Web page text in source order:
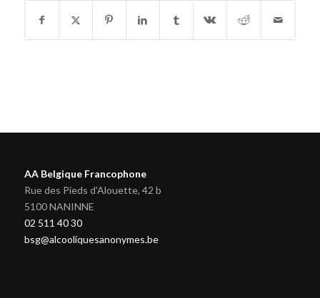
AA Belgique Francophone
Rue des Pieds d'Alouette, 42 b
5100 NANINNE
02 511 40 30
bsg@alcooliquesanonymes.be